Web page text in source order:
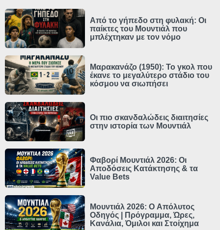
Από το γήπεδο στη φυλακή: Οι
παίκτες του Μουντιάλ που
μπλέχτηκαν με τον νόμο
Μαρακανάζο (1950): Το γκολ που
έκανε το μεγαλύτερο στάδιο του
κόσμου να σιωπήσει
Οι πιο σκανδαλώδεις διαιτησίες
στην ιστορία των Μουντιάλ
Φαβορί Μουντιάλ 2026: Οι
Αποδόσεις Κατάκτησης & τα
Value Bets
Μουντιάλ 2026: Ο Απόλυτος
Οδηγός | Πρόγραμμα, Ώρες,
Κανάλια, Όμιλοι και Στοίχημα